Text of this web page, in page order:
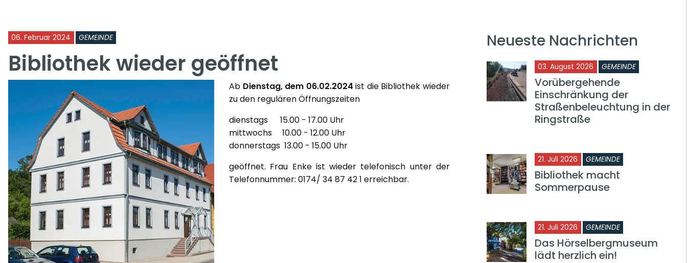
06. Februar 2024 GEMEINDE
Bibliothek wieder geöffnet
Ab Dienstag, dem 06.02.2024 ist die Bibliothek wieder
zu den regulären Öffnungszeiten
dienstags 15.00 - 17.00 Uhr
mittwochs 10.00 - 12.00 Uhr
donnerstags 13.00 - 15.00 Uhr
geöffnet. Frau Enke ist wieder telefonisch unter der
Telefonnummer: 0174/ 34 87 42 1 erreichbar.
Neueste Nachrichten
03. August 2026 GEMEINDE
Vorübergehende
Einschränkung der
Straßenbeleuchtung in der
Ringstraße
21. Juli 2026 GEMEINDE
Bibliothek macht
Sommerpause
21. Juli 2026 GEMEINDE
Das Hörselbergmuseum
lädt herzlich ein!